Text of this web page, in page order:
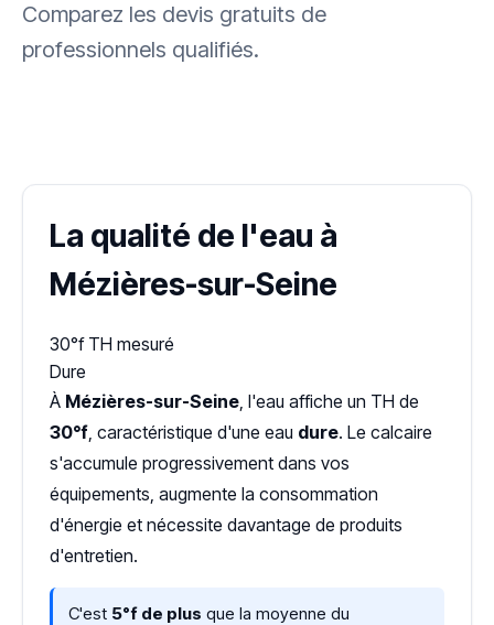
Comparez les devis gratuits de
professionnels qualifiés.
La qualité de l'eau à
Mézières-sur-Seine
30°f TH mesuré
Dure
À Mézières-sur-Seine, l'eau affiche un TH de
30°f, caractéristique d'une eau dure. Le calcaire
s'accumule progressivement dans vos
équipements, augmente la consommation
d'énergie et nécessite davantage de produits
d'entretien.
C'est 5°f de plus que la moyenne du